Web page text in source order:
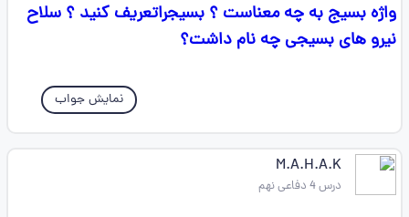
واژه بسیج به چه معناست ؟ بسیجراتعریف کنید ؟ سلاح
نیرو های بسیجی چه نام داشت؟
نمایش جواب
M.A.H.A.K
درس 4 دفاعی نهم